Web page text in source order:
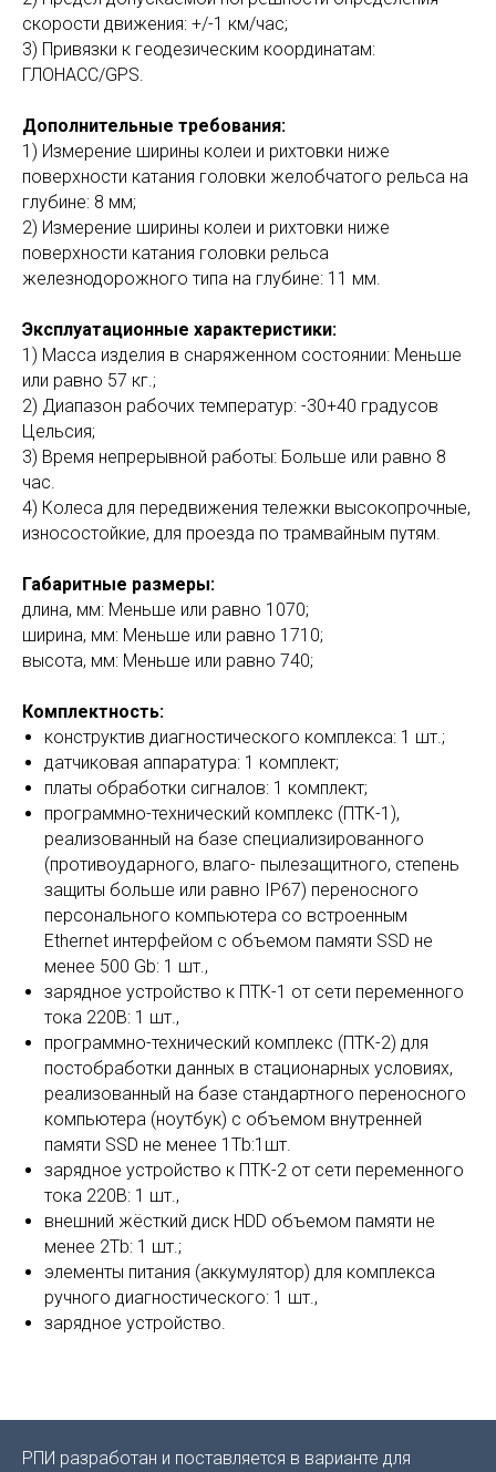
скорости движения: +/-1 км/час;
3) Привязки к геодезическим координатам:
ГЛОНАСС/GPS.
Дополнительные требования:
1) Измерение ширины колеи и рихтовки ниже
поверхности катания головки желобчатого рельса на
глубине: 8 мм;
2) Измерение ширины колеи и рихтовки ниже
поверхности катания головки рельса
железнодорожного типа на глубине: 11 мм.
Эксплуатационные характеристики:
1) Масса изделия в снаряженном состоянии: Меньше
или равно 57 кг.;
2) Диапазон рабочих температур: -30+40 градусов
Цельсия;
3) Время непрерывной работы: Больше или равно 8
час.
4) Колеса для передвижения тележки высокопрочные,
износостойкие, для проезда по трамвайным путям.
Габаритные размеры:
длина, мм: Меньше или равно 1070;
ширина, мм: Меньше или равно 1710;
высота, мм: Меньше или равно 740;
Комплектность:
конструктив диагностического комплекса: 1 шт.;
датчиковая аппаратура: 1 комплект;
платы обработки сигналов: 1 комплект;
программно-технический комплекс (ПТК-1),
реализованный на базе специализированного
(противоударного, влаго- пылезащитного, степень
защиты больше или равно IP67) переносного
персонального компьютера со встроенным
Ethernet интерфейом с объемом памяти SSD не
менее 500 Gb: 1 шт.,
зарядное устройство к ПТК-1 от сети переменного
тока 220В: 1 шт.,
программно-технический комплекс (ПТК-2) для
постобработки данных в стационарных условиях,
реализованный на базе стандартного переносного
компьютера (ноутбук) с объемом внутренней
памяти SSD не менее 1Tb:1шт.
зарядное устройство к ПТК-2 от сети переменного
тока 220В: 1 шт.,
внешний жёсткий диск HDD объемом памяти не
менее 2Tb: 1 шт.;
элементы питания (аккумулятор) для комплекса
ручного диагностического: 1 шт.,
зарядное устройство.
РПИ разработан и поставляется в варианте для